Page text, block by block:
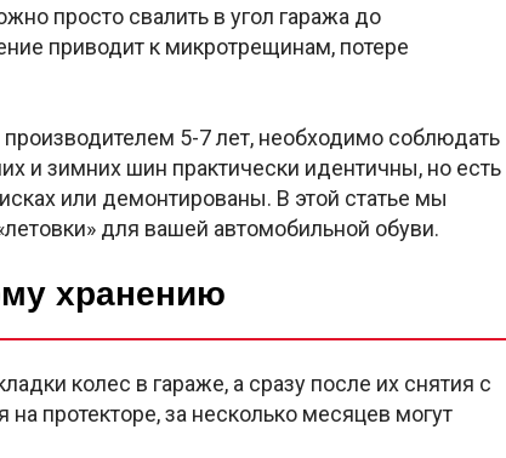
просто свалить в угол гаража до
приводит к микротрещинам, потере
5-7 лет, необходимо соблюдать
и зимних шин практически идентичны, но есть
или демонтированы. В этой статье мы
для вашей автомобильной обуви.
хранению
колес в гараже, а сразу после их снятия с
протекторе, за несколько месяцев могут